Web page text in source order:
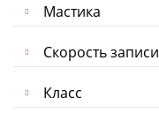
Мастика
Скорость записи
Класс